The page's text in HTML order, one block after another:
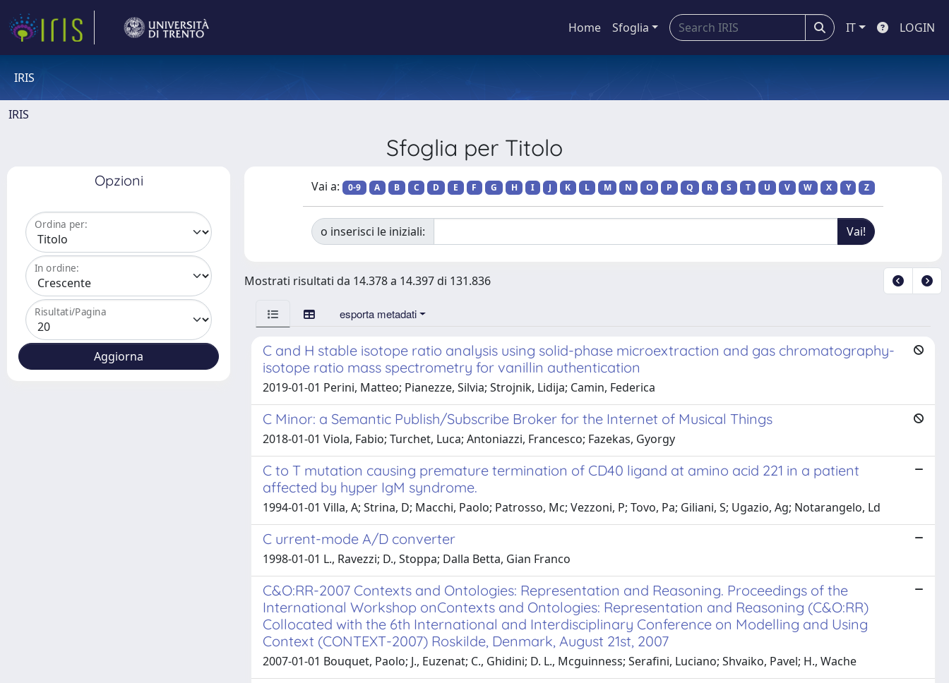
Home Sfoglia IT LOGIN
IRIS
IRIS
Sfoglia per Titolo
Opzioni
Ordina per:
In ordine:
Risultati/Pagina
Vai a: 0-9 A B C D E F G H I J K L M N O P Q R S T U V W X Y Z
o inserisci le iniziali:
Mostrati risultati da 14.378 a 14.397 di 131.836
esporta metadati
C and H stable isotope ratio analysis using solid-phase microextraction and gas chromatography-
isotope ratio mass spectrometry for vanillin authentication
2019-01-01 Perini, Matteo; Pianezze, Silvia; Strojnik, Lidija; Camin, Federica
C Minor: a Semantic Publish/Subscribe Broker for the Internet of Musical Things
2018-01-01 Viola, Fabio; Turchet, Luca; Antoniazzi, Francesco; Fazekas, Gyorgy
C to T mutation causing premature termination of CD40 ligand at amino acid 221 in a patient
affected by hyper IgM syndrome.
1994-01-01 Villa, A; Strina, D; Macchi, Paolo; Patrosso, Mc; Vezzoni, P; Tovo, Pa; Giliani, S; Ugazio, Ag; Notarangelo, Ld
C urrent-mode A/D converter
1998-01-01 L., Ravezzi; D., Stoppa; Dalla Betta, Gian Franco
C&O:RR-2007 Contexts and Ontologies: Representation and Reasoning. Proceedings of the
International Workshop onContexts and Ontologies: Representation and Reasoning (C&O:RR)
Collocated with the 6th International and Interdisciplinary Conference on Modelling and Using
Context (CONTEXT-2007) Roskilde, Denmark, August 21st, 2007
2007-01-01 Bouquet, Paolo; J., Euzenat; C., Ghidini; D. L., Mcguinness; Serafini, Luciano; Shvaiko, Pavel; H., Wache